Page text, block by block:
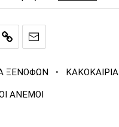
ΞΕΝΟΦΩΝ · ΚΑΚΟΚΑΙΡΙΑ
ΑΝΕΜΟΙ